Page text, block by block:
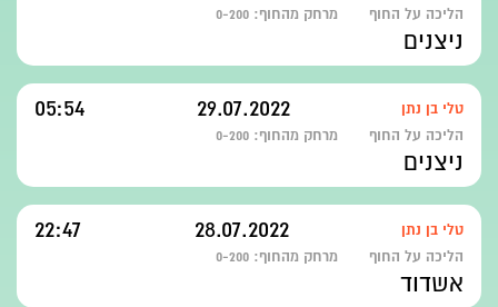
הליכה על החוף מרחק מהחוף: 0-200
ניצנים
טלי בן נתן 29.07.2022
05:54
הליכה על החוף מרחק מהחוף: 0-200
ניצנים
טלי בן נתן 28.07.2022
22:47
הליכה על החוף מרחק מהחוף: 0-200
אשדוד